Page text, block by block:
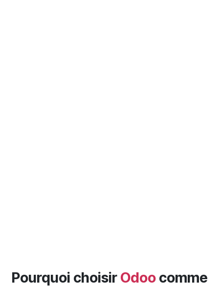
Pourquoi choisir Odoocomme